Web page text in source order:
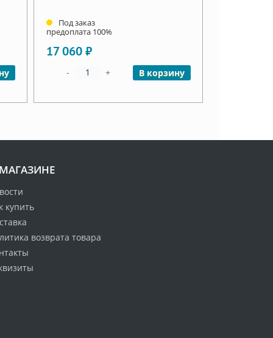
Под заказ
предоплата 100%
17 060 ₽
- + В корзину
купить
возврата товара